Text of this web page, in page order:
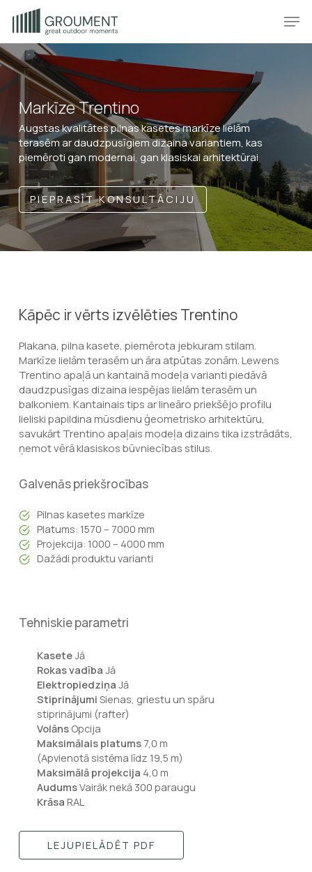
main
content
Markīze Trentino
Augstas kvalitātes pilnas kasetes markīze lielām
terasēm ar daudzpusīgiem dizaina variantiem, kas
piemēroti gan modernai, gan klasiskai arhitektūrai
PIEPRASĪT KONSULTĀCIJU
Kāpēc ir vērts izvēlēties Trentino
Plakana, pilna kasete, piemērota jebkuram stilam.
Markīze lielām terasēm un āra atpūtas zonām. Lewens
Trentino apaļā un kantainā modeļa varianti piedāvā
daudzpusīgas dizaina iespējas lielām terasēm un
balkoniem. Kantainais tips ar lineāro priekšējo profilu
lieliski papildina mūsdienu ģeometrisko arhitektūru,
savukārt Trentino apaļais modeļa dizains tika izstrādāts,
ņemot vērā klasiskos būvniecības stilus.
Galvenās priekšrocības
Pilnas kasetes markīze
Platums: 1570 – 7000 mm
Projekcija: 1000 – 4000 mm
Dažādi produktu varianti
Tehniskie parametri
KaseteJā
Rokas vadība Jā
Elektropiedziņa Jā
Stiprinājumi Sienas, griestu un spāru
stiprinājumi (rafter)
VolānsOpcija
Maksimālais platums7,0 m
(Apvienotā sistēma līdz 19,5 m)
Maksimālā projekcija 4,0 m
AudumsVairāk nekā 300 paraugu
Krāsa RAL
LEJUPIELĀDĒT PDF